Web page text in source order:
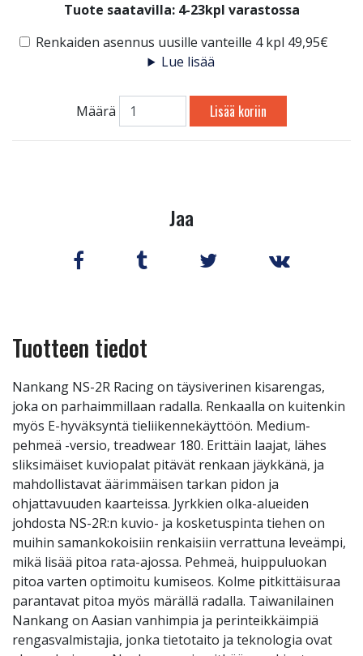
Tuote saatavilla: 4-23kpl varastossa
Renkaiden asennus uusille vanteille 4 kpl 49,95€
Lue lisää
Määrä Lisää koriin
Jaa
Tuotteen tiedot
Nankang NS-2R Racing on täysiverinen kisarengas,
joka on parhaimmillaan radalla. Renkaalla on kuitenkin
myös E-hyväksyntä tieliikennekäyttöön. Medium-
pehmeä -versio, treadwear 180. Erittäin laajat, lähes
sliksimäiset kuviopalat pitävät renkaan jäykkänä, ja
mahdollistavat äärimmäisen tarkan pidon ja
ohjattavuuden kaarteissa. Jyrkkien olka-alueiden
johdosta NS-2R:n kuvio- ja kosketuspinta tiehen on
muihin samankokoisiin renkaisiin verrattuna leveämpi,
mikä lisää pitoa rata-ajossa. Pehmeä, huippuluokan
pitoa varten optimoitu kumiseos. Kolme pitkittäisuraa
parantavat pitoa myös märällä radalla. Taiwanilainen
Nankang on Aasian vanhimpia ja perinteikkäimpiä
rengasvalmistajia, jonka tietotaito ja teknologia ovat